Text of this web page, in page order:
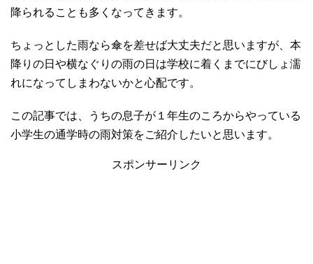
降られることも多くなってきます。
ちょっとした雨なら傘を差せば大丈夫だと思いますが、本
降りの日や横なぐりの雨の日は学校に着くまでにびしょ濡
れになってしまわないかと心配です。
この記事では、うちの息子が１年生のころからやっている
小学生の通学時の雨対策をご紹介したいと思います。
スポンサーリンク